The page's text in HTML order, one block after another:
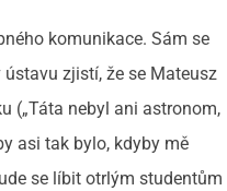
komunikace. Sám se
zjistí, že se Mateusz
(„Táta nebyl ani astronom,
asi tak bylo, kdyby mě
se líbit otrlým studentům